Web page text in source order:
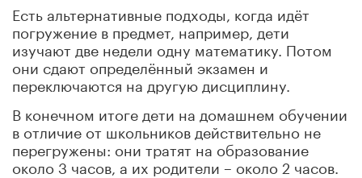
Есть альтернативные подходы, когда идёт
погружение в предмет, например, дети
изучают две недели одну математику. Потом
они сдают определённый экзамен и
переключаются на другую дисциплину.
В конечном итоге дети на домашнем обучении
в отличие от школьников действительно не
перегружены: они тратят на образование
около 3 часов, а их родители – около 2 часов.